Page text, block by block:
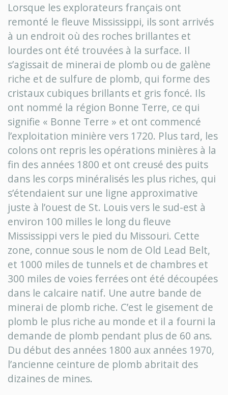
Lorsque les explorateurs français ont
remonté le fleuve Mississippi, ils sont arrivés
à un endroit où des roches brillantes et
lourdes ont été trouvées à la surface. Il
s’agissait de minerai de plomb ou de galène
riche et de sulfure de plomb, qui forme des
cristaux cubiques brillants et gris foncé. Ils
ont nommé la région Bonne Terre, ce qui
signifie « Bonne Terre » et ont commencé
l’exploitation minière vers 1720. Plus tard, les
colons ont repris les opérations minières à la
fin des années 1800 et ont creusé des puits
dans les corps minéralisés les plus riches, qui
s’étendaient sur une ligne approximative
juste à l’ouest de St. Louis vers le sud-est à
environ 100 milles le long du fleuve
Mississippi vers le pied du Missouri. Cette
zone, connue sous le nom de Old Lead Belt,
et 1000 miles de tunnels et de chambres et
300 miles de voies ferrées ont été découpées
dans le calcaire natif. Une autre bande de
minerai de plomb riche. C’est le gisement de
plomb le plus riche au monde et il a fourni la
demande de plomb pendant plus de 60 ans.
Du début des années 1800 aux années 1970,
l’ancienne ceinture de plomb abritait des
dizaines de mines.